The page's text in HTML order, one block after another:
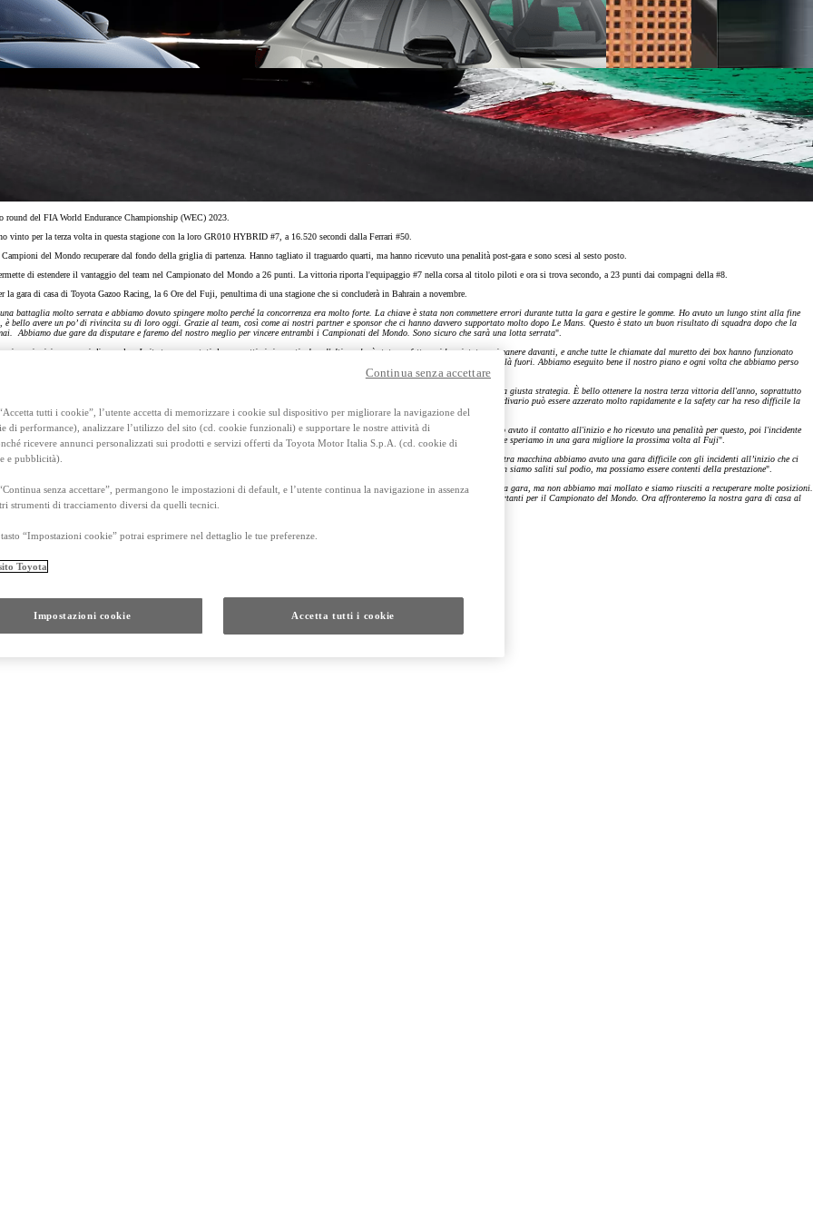
Anche con finanziamento Toyota Easy Next da € 239 al mese
TAN 7,75 % TAEG 9,20 %
47 rate con anticipo € 12.860,00
Corolla Cross
FULL HYBRID
anche in versione GR SPORT
del FIA World Endurance Championship (WEC) 2023.
vinto per la terza volta in questa stagione con la loro GR010 HYBRID #7, a 16.520 secondi dalla Ferrari #50.
del Mondo recuperare dal fondo della griglia di partenza. Hanno tagliato il traguardo quarti, ma hanno ricevuto una penalità post-gara e sono scesi al sesto posto.
di estendere il vantaggio del team nel Campionato del Mondo a 26 punti. La vittoria riporta l'equipaggio #7 nella corsa al titolo piloti e ora si trova secondo, a 23 punti dai compagni della #8.
la gara di casa di Toyota Gazoo Racing, la 6 Ore del Fuji, penultima di una stagione che si concluderà in Bahrain a novembre.
battaglia molto serrata e abbiamo dovuto spingere molto perché la concorrenza era molto forte. La chiave è stata non commettere errori durante tutta la gara e gestire le gomme. Ho avuto un lungo stint alla fine
avere un po’ di rivincita su di loro oggi. Grazie al team, così come ai nostri partner e sponsor che ci hanno davvero supportato molto dopo Le Mans. Questo è stato un buon risultato di squadra dopo che la
Abbiamo due gare da disputare e faremo del nostro meglio per vincere entrambi i Campionati del Mondo. Sono sicuro che sarà una lotta serrata".
e ai miei compagni di squadra. I pit stop sono stati davvero ottimi, in particolare l'ultimo che è stato perfetto e ci ha aiutato a rimanere davanti, e anche tutte le chiamate dal muretto dei box hanno funzionato
questo. Sapevamo che questa gara sarebbe stata incentrata sulla gestione delle gomme e c’erano alcune strategie diverse in corso là fuori. Abbiamo eseguito bene il nostro piano e ogni volta che abbiamo perso
guidato bene per ottenere un gap e Kamui ha fatto un ultimo stint molto forte per mantenerlo
".
un lavoro fantastico. È stata una gara dura, ma la macchina restituiva un buon feeling. Avevamo un buon ritmo, pit-stop perfetti e la giusta strategia. È bello ottenere la nostra terza vittoria dell'anno, soprattutto
attaccare, guadagnare la testa della gara e accumulare un bel gap. Allo stesso tempo, sai sempre che nelle gare di endurance il divario può essere azzerato molto rapidamente e la safety car ha reso difficile la
pista come questa davanti ai tifosi".
la vettura #7 al primo posto, complimenti a loro per una buona prestazione. Per la nostra vettura è stata una gara difficile. Ho avuto il contatto all'inizio e ho ricevuto una penalità per questo, poi l'incidente
possibile per recuperare posizioni e siamo riusciti a ottenere parecchi punti sul tabellone. Ma è stata una giornata difficile e speriamo in una gara migliore la prossima volta al Fuji".
fatto un weekend fantastico, iniziando con Kamui che ha conquistato la pole. Hanno combattuto al meglio con la Ferrari. Sulla nostra macchina abbiamo avuto una gara difficile con gli incidenti all’inizio che ci
Campionato del Mondo. È stata dura fare tre stint in queste condizioni; È stata una sfida difficile, ma molto divertente. Oggi non siamo saliti sul podio, ma possiamo essere contenti della prestazione".
Ferrari, quindi congratulazioni a loro per la grande guida. Purtroppo, sulla nostra vettura abbiamo avuto le penalità all'inizio della gara, ma non abbiamo mai mollato e siamo riusciti a recuperare molte posizioni.
e la Porsche nei minuti finali. Alla fine, sono contento di come ci siamo comportati oggi e abbiamo guadagnato alcuni punti importanti per il Campionato del Mondo. Ora affronteremo la nostra gara di casa al
tutti i cookie”, l’utente accetta di memorizzare i cookie sul dispositivo per migliorare la navigazione del
di performance), analizzare l’utilizzo del sito (cd. cookie funzionali) e supportare le nostre attività di
ricevere annunci personalizzati sui prodotti e servizi offerti da Toyota Motor Italia S.p.A. (cd. cookie di
e pubblicità).
senza accettare”, permangono le impostazioni di default, e l’utente continua la navigazione in assenza
strumenti di tracciamento diversi da quelli tecnici.
“Impostazioni cookie” potrai esprimere nel dettaglio le tue preferenze.
Toyota
Impostazioni cookie Accetta tutti i cookie
Continua senza accettare